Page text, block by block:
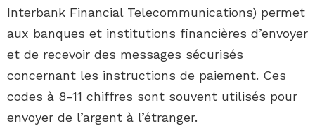
Interbank Financial Telecommunications) permet
aux banques et institutions financières d’envoyer
et de recevoir des messages sécurisés
concernant les instructions de paiement. Ces
codes à 8-11 chiffres sont souvent utilisés pour
envoyer de l’argent à l’étranger.